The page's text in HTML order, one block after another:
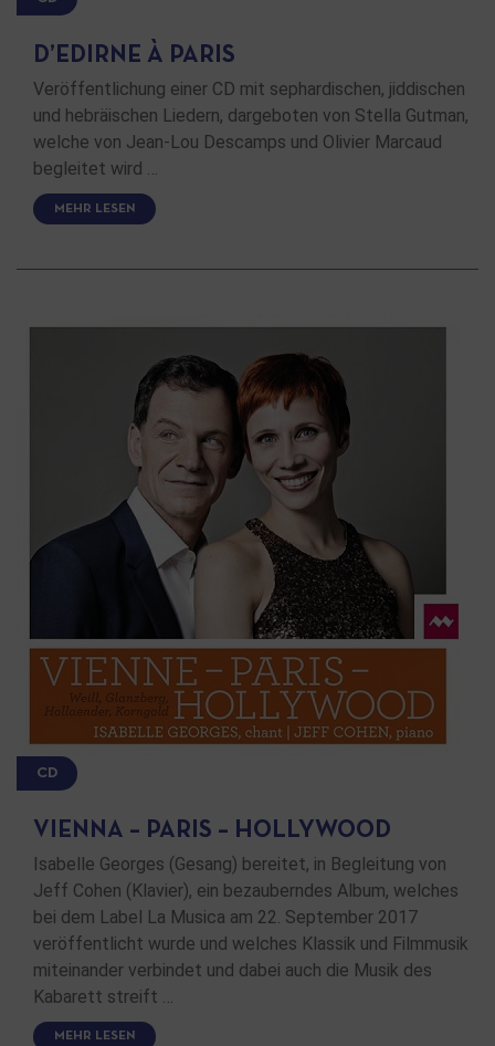
D’EDIRNE À PARIS
Veröffentlichung einer CD mit sephardischen, jiddischen
und hebräischen Liedern, dargeboten von Stella Gutman,
welche von Jean-Lou Descamps und Olivier Marcaud
begleitet wird …
MEHR LESEN
CD
VIENNA – PARIS – HOLLYWOOD
Isabelle Georges (Gesang) bereitet, in Begleitung von
Jeff Cohen (Klavier), ein bezauberndes Album, welches
bei dem Label La Musica am 22. September 2017
veröffentlicht wurde und welches Klassik und Filmmusik
miteinander verbindet und dabei auch die Musik des
Kabarett streift …
MEHR LESEN